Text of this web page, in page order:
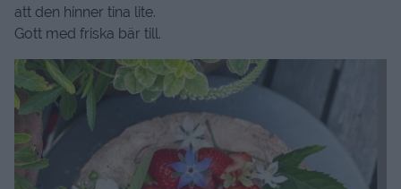
att den hinner tina lite.
Gott med friska bär till.